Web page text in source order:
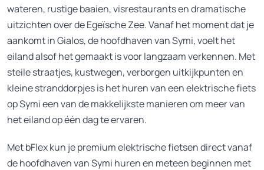
wateren, rustige baaien, visrestaurants en dramatische
uitzichten over de Egeïsche Zee. Vanaf het moment dat je
aankomt in Gialos, de hoofdhaven van Symi, voelt het
eiland alsof het gemaakt is voor langzaam verkennen. Met
steile straatjes, kustwegen, verborgen uitkijkpunten en
kleine stranddorpjes is het huren van een elektrische fiets
op Symi een van de makkelijkste manieren om meer van
het eiland op één dag te ervaren.
Met bFlex kun je premium elektrische fietsen direct vanaf
de hoofdhaven van Symi huren en meteen beginnen met